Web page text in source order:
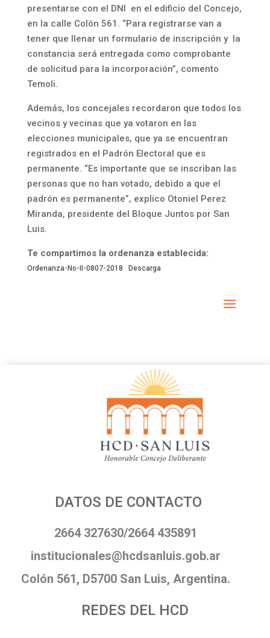
presentarse con el DNI en el edificio del Concejo,
en la calle Colón 561. “Para registrarse van a
tener que llenar un formulario de inscripción y la
constancia será entregada como comprobante
de solicitud para la incorporación”, comento
Temoli.
Además, los concejales recordaron que todos los
vecinos y vecinas que ya votaron en las
elecciones municipales, que ya se encuentran
registrados en el Padrón Electoral que es
permanente. “Es importante que se inscriban las
personas que no han votado, debido a que el
padrón es permanente”, explico Otoniel Perez
Miranda, presidente del Bloque Juntos por San
Luis.
Te compartimos la ordenanza establecida:
Ordenanza-No-II-0807-2018 Descarga
DATOS DE CONTACTO
2664 327630/2664 435891
institucionales@hcdsanluis.gob.ar
Colón 561, D5700 San Luis, Argentina.
REDES DEL HCD